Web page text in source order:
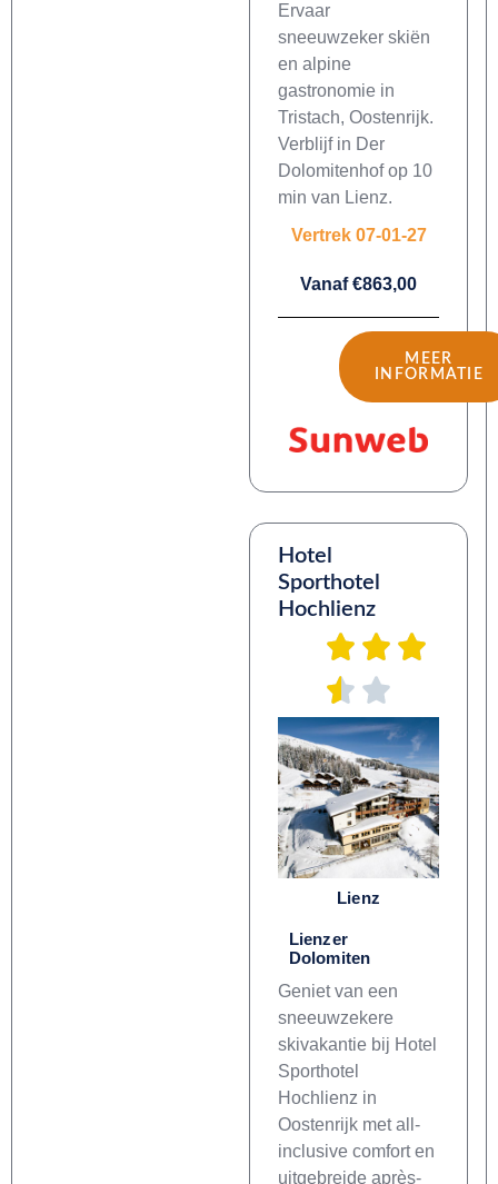
Ervaar
sneeuwzeker skiën
en alpine
gastronomie in
Tristach, Oostenrijk.
Verblijf in Der
Dolomitenhof op 10
min van Lienz.
Vertrek 07-01-27
Vanaf €863,00
MEER
INFORMATIE
Hotel
Sporthotel
Hochlienz
Lienz
Lienzer
Dolomiten
Geniet van een
sneeuwzekere
skivakantie bij Hotel
Sporthotel
Hochlienz in
Oostenrijk met all-
inclusive comfort en
uitgebreide après-